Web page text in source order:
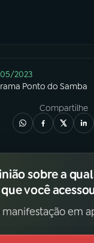
2023
Ponto do Samba
Compartilhe
sobre a
você
manifestação em